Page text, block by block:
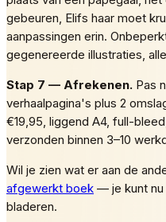
gebeuren, Elifs haar moet
aanpassingen erin.
gegenereerde illustraties,
Stap 7 — Afrekenen. Pas
verhaalpagina's plus 2
€19,95, liggend A4, full-
verzonden binnen 3–10
Wil je zien wat er aan de
afgewerkt boek — je kunt nu
bladeren.